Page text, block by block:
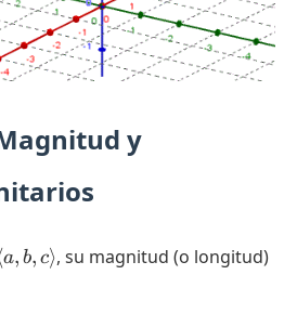
y
a, b, c⟩, su magnitud (o longitud)